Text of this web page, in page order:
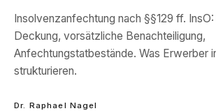
Insolvenzanfechtung nach §§129 ff.
Deckung, vorsätzliche Benachteiligung,
Anfechtungstatbestände. Was Erwerber
strukturieren.
Dr. Raphael Nagel